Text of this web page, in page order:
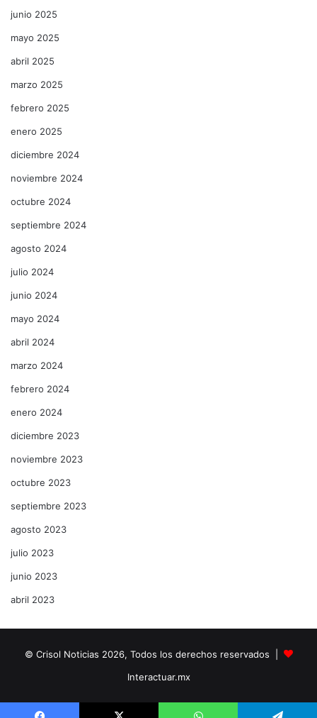
junio 2025
mayo 2025
abril 2025
marzo 2025
febrero 2025
enero 2025
diciembre 2024
noviembre 2024
octubre 2024
septiembre 2024
agosto 2024
julio 2024
junio 2024
mayo 2024
abril 2024
marzo 2024
febrero 2024
enero 2024
diciembre 2023
noviembre 2023
octubre 2023
septiembre 2023
agosto 2023
julio 2023
junio 2023
abril 2023
© Crisol Noticias 2026, Todos los derechos reservados |
Interactuar.mx